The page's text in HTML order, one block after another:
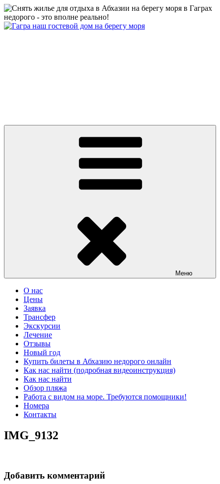
Перейти
к
содержимому
Меню
О нас
Цены
Заявка
Трансфер
Экскурсии
Лечение
Отзывы
Новый год
Купить билеты в Абхазию недорого онлайн
Как нас найти (подробная видеоинструкция)
Как нас найти
Обзор пляжа
Работа с видом на море. Требуются помощники!
Номера
Контакты
IMG_9132
Добавить комментарий